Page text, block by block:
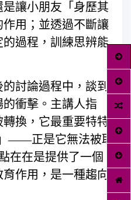
讓小朋友「身歷其
用；並透過不斷讓
過程，訓練思辨能
討論過程中，談到
衝擊。主講人指
轉換，它最重要特特
——正是它無法被取
在在是提供了一個
育作用，是一種趨向